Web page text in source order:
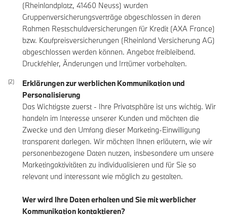
(Rheinlandplatz, 41460 Neuss) wurden
Gruppenversicherungsverträge abgeschlossen in deren
Rahmen Restschuldversicherungen für Kredit (AXA France)
bzw. Kaufpreisversicherungen (Rheinland Versicherung AG)
abgeschlossen werden können. Angebot freibleibend.
Druckfehler, Änderungen und Irrtümer vorbehalten.
Erklärungen zur werblichen Kommunikation und
Personalisierung
Das Wichtigste zuerst - Ihre Privatsphäre ist uns wichtig. Wir
handeln im Interesse unserer Kunden und möchten die
Zwecke und den Umfang dieser Marketing-Einwilligung
transparent darlegen. Wir möchten Ihnen erläutern, wie wir
personenbezogene Daten nutzen, insbesondere um unsere
Marketingaktivitäten zu individualisieren und für Sie so
relevant und interessant wie möglich zu gestalten.
Wer wird Ihre Daten erhalten und Sie mit werblicher
Kommunikation kontaktieren?